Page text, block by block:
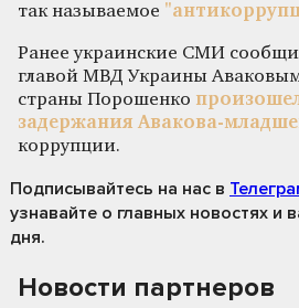
так называемое
Ранее украинские СМИ
главой МВД Украины
страны Порошенко
задержания Авакова-
коррупции.
Подписывайтесь на нас в
узнавайте о главных новостях и
дня.
Новости партнеров